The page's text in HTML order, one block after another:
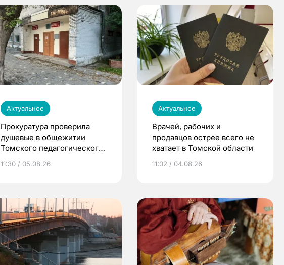
Актуальное
Прокуратура проверила
душевые в общежитии
Томского педагогического
11:30 / 05.08.26
Актуальное
Врачей, рабочих и
продавцов острее всего не
хватает в Томской области
11:02 / 04.08.26